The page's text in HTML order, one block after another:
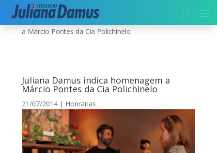
Início|Honrarias|Juliana Damus indica homenagem
a Márcio Pontes da Cia Polichinelo
Juliana Damus indica homenagem a
Márcio Pontes da Cia Polichinelo
21/07/2014| Honrarias